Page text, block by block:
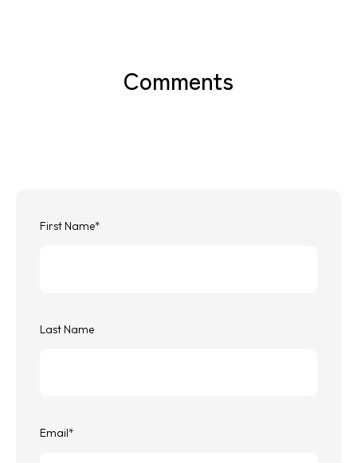
Comments
First Name*
Last Name
Email*